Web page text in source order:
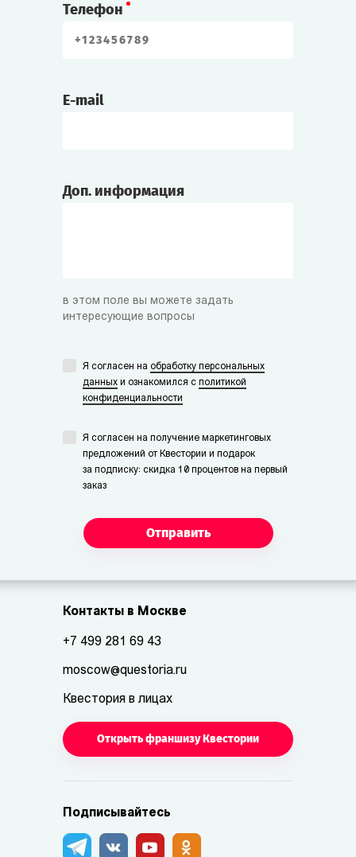
Телефон
E-mail
Доп. информация
в этом поле вы можете задать
интересующие вопросы
Я согласен на обработку персональных
данных и ознакомился с политикой
конфиденциальности
Я согласен на получение маркетинговых
предложений от Квестории и подарок
за подписку: скидка 10 процентов на первый
заказ
Отправить
Контакты в Москве
+7 499 281 69 43
moscow@questoria.ru
Квестория в лицах
Открыть франшизу Квестории
Подписывайтесь